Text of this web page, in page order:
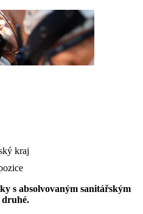
kraj
s absolvovaným sanitářským
druhé.